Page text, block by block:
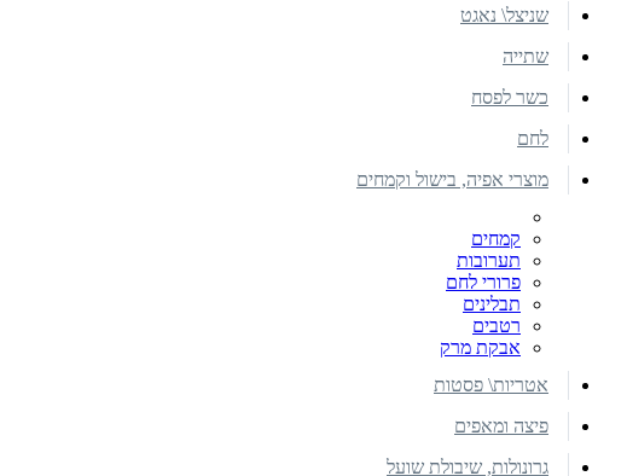
שניצל\ נאגט
שתייה
כשר לפסח
לחם
מוצרי אפיה, בישול וקמחים
קמחים
תערובות
פרורי לחם
תבלינים
רטבים
אבקת מרק
אטריות\ פסטות
פיצה ומאפים
גרונולות, שיבולת שועל